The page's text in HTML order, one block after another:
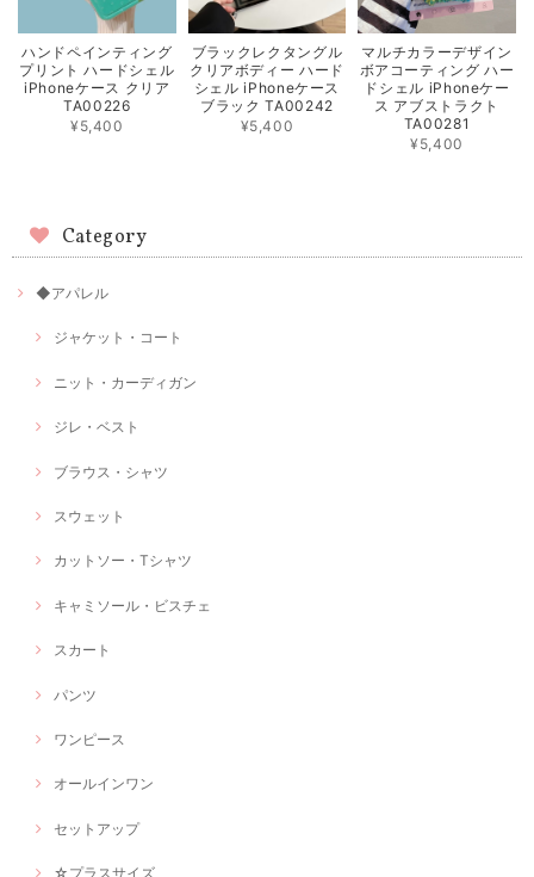
ハンドペインティング
プリント ハードシェル
iPhoneケース クリア
TA00226
¥5,400
ブラックレクタングル
クリアボディー ハード
シェル iPhoneケース
ブラック TA00242
¥5,400
マルチカラーデザイン
ボアコーティング ハー
ドシェル iPhoneケー
ス アブストラクト
TA00281
¥5,400
Category
◆アパレル
ジャケット・コート
ニット・カーディガン
ジレ・ベスト
ブラウス・シャツ
スウェット
カットソー・Tシャツ
キャミソール・ビスチェ
スカート
パンツ
ワンピース
オールインワン
セットアップ
☆プラスサイズ